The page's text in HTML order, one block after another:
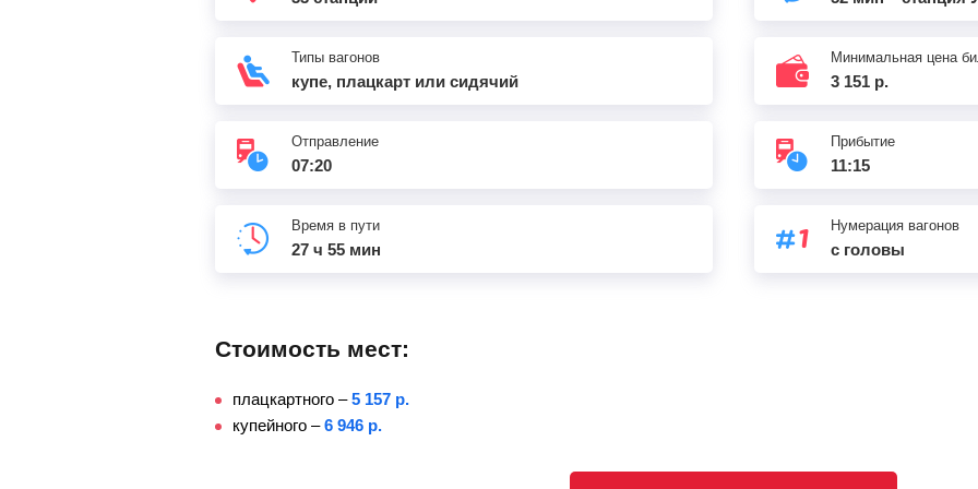
Типы вагонов
купе, плацкарт или сидячий
Минимальная цена
3 151 р.
Отправление
07:20
Прибытие
11:15
Время в пути
27 ч 55 мин
Нумерация вагонов
с головы
Стоимость мест:
плацкартного –5 157 р.
купейного –6 946 р.